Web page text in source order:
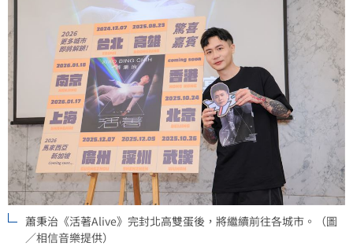
蕭秉治《活著Alive》完封北高雙蛋後，將繼續前往各城市。（圖
／相信音樂提供）